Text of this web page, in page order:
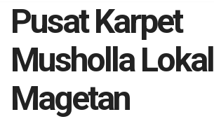
Pusat Karpet
Musholla Lokal
Magetan